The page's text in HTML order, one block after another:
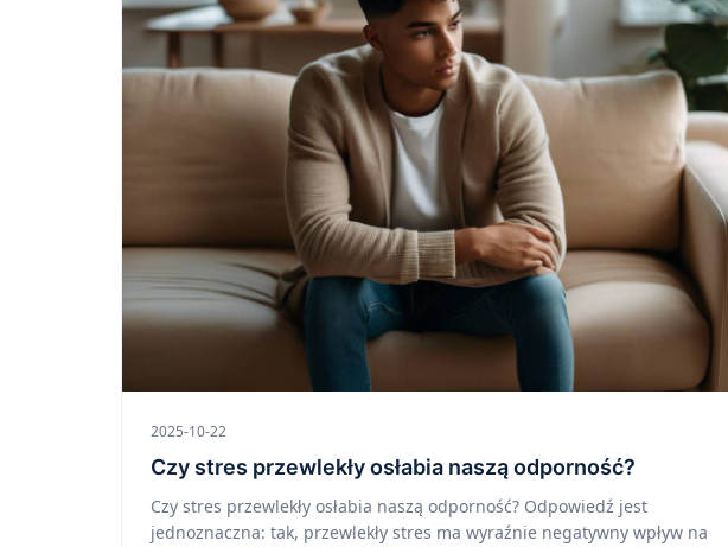
2025-10-22
Czy stres przewlekły osłabia naszą odporność?
Czy stres przewlekły osłabia naszą odporność? Odpowiedź jest
jednoznaczna: tak, przewlekły stres ma wyraźnie negatywny wpływ na